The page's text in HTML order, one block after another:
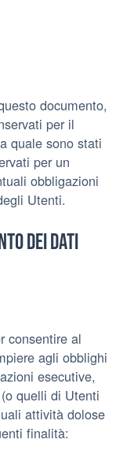
documento,
per il
quale sono stati
per un
obbligazioni
Utenti.
dei Dati
consentire al
agli obblighi
esecutive,
quelli di Utenti
attività dolose
finalità: